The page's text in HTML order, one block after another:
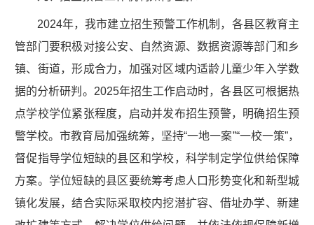
2024年，我市建立招生预警工作机制，各县区教育主
管部门要积极对接公安、自然资源、数据资源等部门和乡
镇、街道，形成合力，加强对区域内适龄儿童少年入学数
据的分析研判。2025年招生工作启动时，各县区可根据热
点学校学位紧张程度，启动并发布招生预警，明确招生预
警学校。市教育局加强统筹，坚持“一地一案”“一校一策”，
督促指导学位短缺的县区和学校，科学制定学位供给保障
方案。学位短缺的县区要统筹考虑人口形势变化和新型城
镇化发展，结合实际采取校内挖潜扩容、借址办学、新建